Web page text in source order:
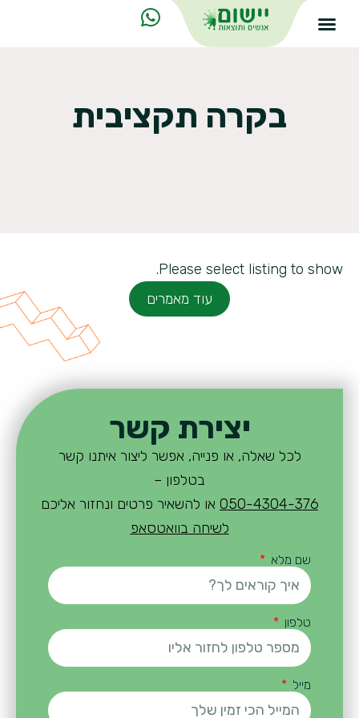
בקרה תקציבית
Please select listing to show.
עוד מאמרים
יצירת קשר
לכל שאלה, או פנייה, אפשר ליצור איתנו קשר
בטלפון –
050-4304-376 או להשאיר פרטים ונחזור אליכם
לשיחה בוואטסאפ
שם מלא
טלפון
מייל